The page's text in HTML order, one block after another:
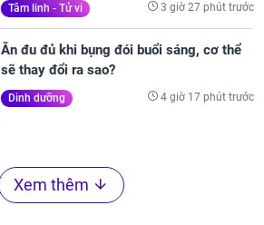
Tâm linh - Tử vi 3 giờ 27 phút trước
Ăn đu đủ khi bụng đói buổi sáng, cơ thể
sẽ thay đổi ra sao?
Dinh dưỡng 4 giờ 17 phút trước
Xem thêm